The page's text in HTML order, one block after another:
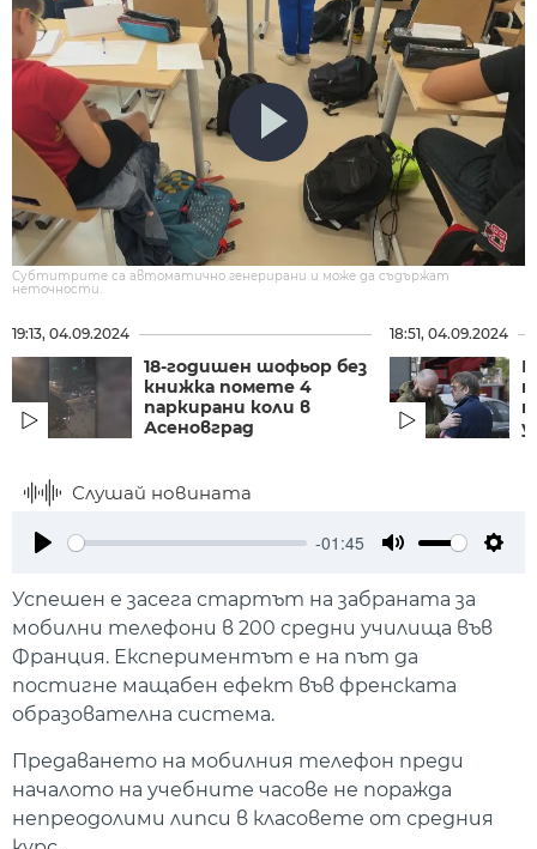
Субтитрите са автоматично генерирани и може да съдържат
неточности.
19:13, 04.09.2024
18-годишен шофьор без
книжка помете 4
паркирани коли в
Асеновград
18:51, 04.09.2024
Слушай новината
-01:45
Успешен е засега стартът на забраната за
мобилни телефони в 200 средни училища във
Франция. Експериментът е на път да
постигне мащабен ефект във френската
образователна система.
Предаването на мобилния телефон преди
началото на учебните часове не поражда
непреодолими липси в класовете от средния